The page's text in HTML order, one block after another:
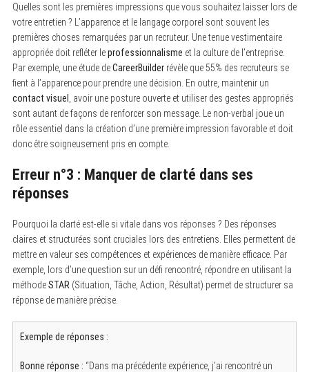
Quelles sont les premières impressions que vous souhaitez laisser lors de
votre entretien ? L’apparence et le langage corporel sont souvent les
premières choses remarquées par un recruteur. Une tenue vestimentaire
appropriée doit refléter leprofessionnalisme et la culture de l’entreprise.
Par exemple, une étude deCareerBuilderrévèle que 55% des recruteurs se
fient à l’apparence pour prendre une décision. En outre, maintenir un
contact visuel
, avoir une posture ouverte et utiliser des gestes appropriés
sont autant de façons de renforcer son message. Le non-verbal joue un
rôle essentiel dans la création d’une première impression favorable et doit
donc être soigneusement pris en compte.
Erreur n°3 : Manquer de clarté dans ses
réponses
Pourquoi la clarté est-elle si vitale dans vos réponses ? Des réponses
claires et structurées sont cruciales lors des entretiens. Elles permettent de
mettre en valeur ses compétences et expériences de manière efficace. Par
exemple, lors d’une question sur un défi rencontré, répondre en utilisant la
méthodeSTAR (Situation, Tâche, Action, Résultat) permet de structurer sa
réponse de manière précise.
Exemple de réponses :
Bonne réponse : “Dans ma précédente expérience, j’ai rencontré un